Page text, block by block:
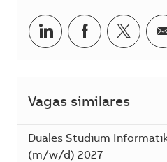
Compartilhar no
Vagas similares
Duales Studium
(m/w/d) 2027